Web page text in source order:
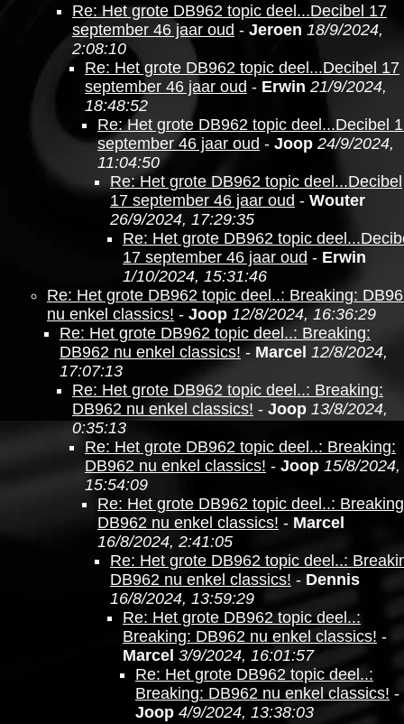
Re: Het grote DB962 topic deel...Decibel 17
september 46 jaar oud - Jeroen 18/9/2024,
2:08:10
Re: Het grote DB962 topic deel...Decibel 17
september 46 jaar oud - Erwin 21/9/2024,
18:48:52
Re: Het grote DB962 topic deel...Decibel
september 46 jaar oud - Joop 24/9/2024,
11:04:50
Re: Het grote DB962 topic deel...Decibel
17 september 46 jaar oud - Wouter
26/9/2024, 17:29:35
Re: Het grote DB962 topic
17 september 46 jaar oud - Erwin
1/10/2024, 15:31:46
Re: Het grote DB962 topic deel..: Breaking:
nu enkel classics! - Joop 12/8/2024, 16:36:29
Re: Het grote DB962 topic deel..: Breaking:
DB962 nu enkel classics! - Marcel 12/8/2024,
17:07:13
Re: Het grote DB962 topic deel..: Breaking:
DB962 nu enkel classics! - Joop 13/8/2024,
0:35:13
Re: Het grote DB962 topic deel..: Breaking:
DB962 nu enkel classics! - Joop 15/8/2024,
15:54:09
Re: Het grote DB962 topic deel..:
DB962 nu enkel classics! - Marcel
16/8/2024, 2:41:05
Re: Het grote DB962 topic deel..:
DB962 nu enkel classics! - Dennis
16/8/2024, 13:59:29
Re: Het grote DB962 topic deel..:
Breaking: DB962 nu enkel classics! -
Marcel 3/9/2024, 16:01:57
Re: Het grote DB962 topic deel..:
Breaking: DB962 nu enkel classics! -
Joop 4/9/2024, 13:38:03